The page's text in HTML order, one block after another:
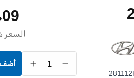
السعر
1 أضف